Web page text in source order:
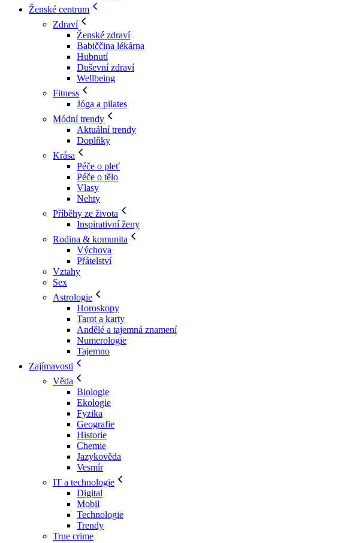
Ženské centrum
Zdraví
Ženské zdraví
Babiččina lékárna
Hubnutí
Duševní zdraví
Wellbeing
Fitness
Jóga a pilates
Módní trendy
Aktuální trendy
Doplňky
Krása
Péče o pleť
Péče o tělo
Vlasy
Nehty
Příběhy ze života
Inspirativní ženy
Rodina & komunita
Výchova
Přátelství
Vztahy
Sex
Astrologie
Horoskopy
Tarot a karty
Andělé a tajemná znamení
Numerologie
Tajemno
Zajímavosti
Věda
Biologie
Ekologie
Fyzika
Geografie
Historie
Chemie
Jazykověda
Vesmír
IT a technologie
Digital
Mobil
Technologie
Trendy
True crime